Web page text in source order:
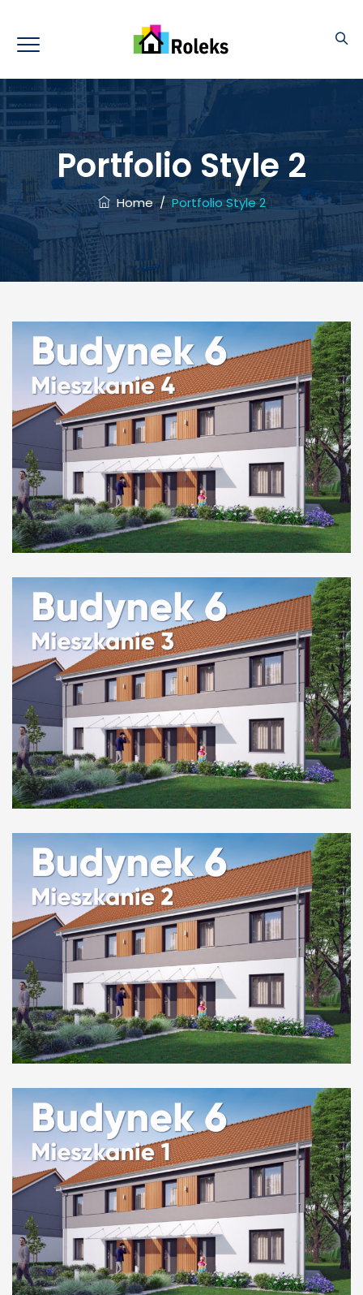
Portfolio Style 2
Home/Portfolio Style 2
Budynek 6 mieszkanie 4
Budynek 6 mieszkanie 3
Budynek 6 mieszkanie 2
Budynek 6 mieszkanie 1